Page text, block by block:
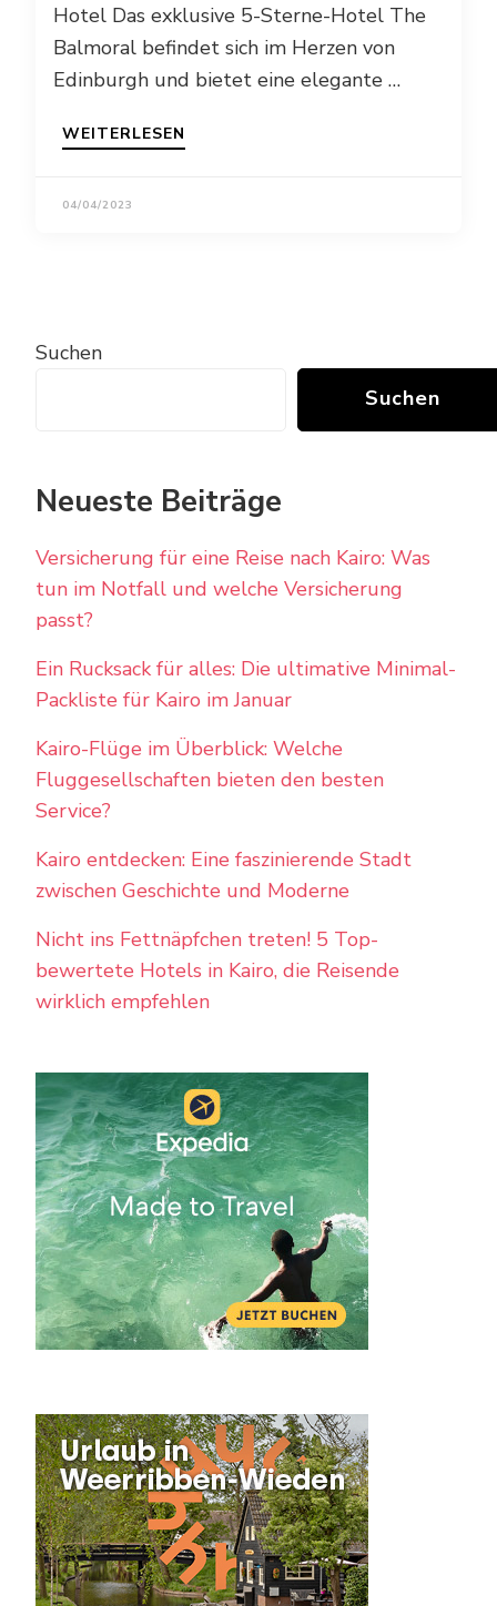
Hotel Das exklusive 5-Sterne-Hotel The
Balmoral befindet sich im Herzen von
Edinburgh und bietet eine elegante …
WEITERLESEN
04/04/2023
Suchen
Suchen
Neueste Beiträge
Versicherung für eine Reise nach Kairo: Was
tun im Notfall und welche Versicherung
passt?
Ein Rucksack für alles: Die ultimative Minimal-
Packliste für Kairo im Januar
Kairo-Flüge im Überblick: Welche
Fluggesellschaften bieten den besten
Service?
Kairo entdecken: Eine faszinierende Stadt
zwischen Geschichte und Moderne
Nicht ins Fettnäpfchen treten! 5 Top-
bewertete Hotels in Kairo, die Reisende
wirklich empfehlen